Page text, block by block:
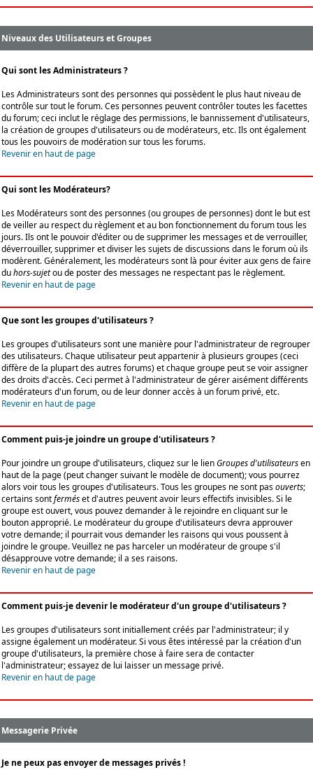
Niveaux des Utilisateurs et Groupes
Qui sont les Administrateurs ?
Les Administrateurs sont des personnes qui possèdent le plus haut niveau de
contrôle sur tout le forum. Ces personnes peuvent contrôler toutes les facettes
du forum; ceci inclut le réglage des permissions, le bannissement d'utilisateurs,
la création de groupes d'utilisateurs ou de modérateurs, etc. Ils ont également
tous les pouvoirs de modération sur tous les forums.
Revenir en haut de page
Qui sont les Modérateurs?
Les Modérateurs sont des personnes (ou groupes de personnes) dont le but est
de veiller au respect du règlement et au bon fonctionnement du forum tous les
jours. Ils ont le pouvoir d'éditer ou de supprimer les messages et de verrouiller,
déverrouiller, supprimer et diviser les sujets de discussions dans le forum où ils
modèrent. Généralement, les modérateurs sont là pour éviter aux gens de faire
duhors-sujetou de poster des messages ne respectant pas le règlement.
Revenir en haut de page
Que sont les groupes d'utilisateurs ?
Les groupes d'utilisateurs sont une manière pour l'administrateur de regrouper
des utilisateurs. Chaque utilisateur peut appartenir à plusieurs groupes (ceci
diffère de la plupart des autres forums) et chaque groupe peut se voir assigner
des droits d'accès. Ceci permet à l'administrateur de gérer aisément différents
modérateurs d'un forum, ou de leur donner accès à un forum privé, etc.
Revenir en haut de page
Comment puis-je joindre un groupe d'utilisateurs ?
Pour joindre un groupe d'utilisateurs, cliquez sur le lienGroupes d'utilisateursen
haut de la page (peut changer suivant le modèle de document); vous pourrez
alors voir tous les groupes d'utilisateurs. Tous les groupes ne sont pasouverts;
certains sontferméset d'autres peuvent avoir leurs effectifs invisibles. Si le
groupe est ouvert, vous pouvez demander à le rejoindre en cliquant sur le
bouton approprié. Le modérateur du groupe d'utilisateurs devra approuver
votre demande; il pourrait vous demander les raisons qui vous poussent à
joindre le groupe. Veuillez ne pas harceler un modérateur de groupe s'il
désapprouve votre demande; il a ses raisons.
Revenir en haut de page
Comment puis-je devenir le modérateur d'un groupe d'utilisateurs ?
Les groupes d'utilisateurs sont initiallement créés par l'administrateur; il y
assigne également un modérateur. Si vous êtes intéressé par la création d'un
groupe d'utilisateurs, la première chose à faire sera de contacter
l'administrateur; essayez de lui laisser un message privé.
Revenir en haut de page
Messagerie Privée
Je ne peux pas envoyer de messages privés !